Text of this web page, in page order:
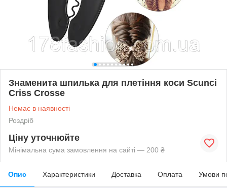
Знаменита шпилька для плетіння коси Scunci
Criss Crosse
Немає в наявності
Роздріб
Ціну уточнюйте
Мінімальна сума замовлення на сайті — 200 ₴
Опис Характеристики Доставка Оплата Умови